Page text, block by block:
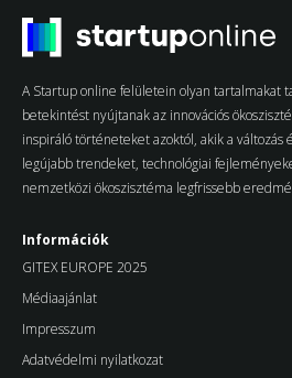
A Startup online felületein olyan tartalmakat
betekintést nyújtanak az innovációs
inspiráló történeteket azoktól, akik a változás
legújabb trendeket, technológiai
nemzetközi ökoszisztéma legfrissebb
Információk
GITEX EUROPE 2025
Médiaajánlat
Impresszum
Adatvédelmi nyilatkozat